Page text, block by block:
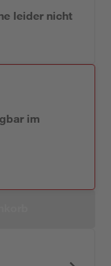
leider nicht
im